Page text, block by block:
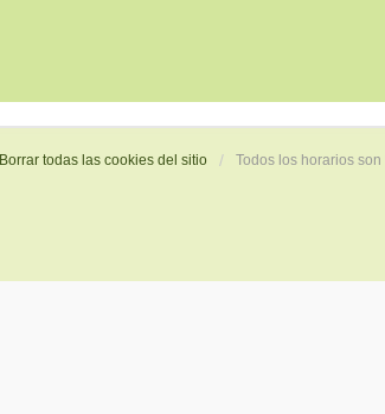
Borrar todas las cookies del sitio Todos los horarios son